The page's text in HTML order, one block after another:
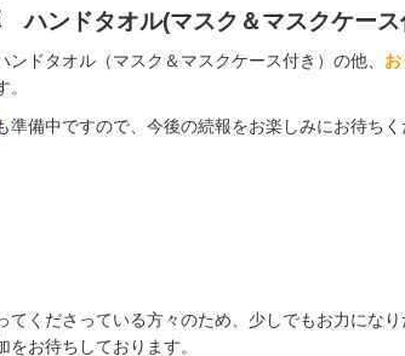
ハンドタオル(マスク＆マスクケース
ンドタオル（マスク＆マスクケース付き）の他、
準備中ですので、今後の続報をお楽しみにお待ちく
てくださっている方々のため、少しでもお力になり
をお待ちしております。